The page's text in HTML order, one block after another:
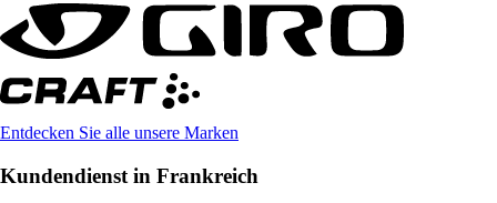
Entdecken Sie alle unsere Marken
Kundendienst in Frankreich